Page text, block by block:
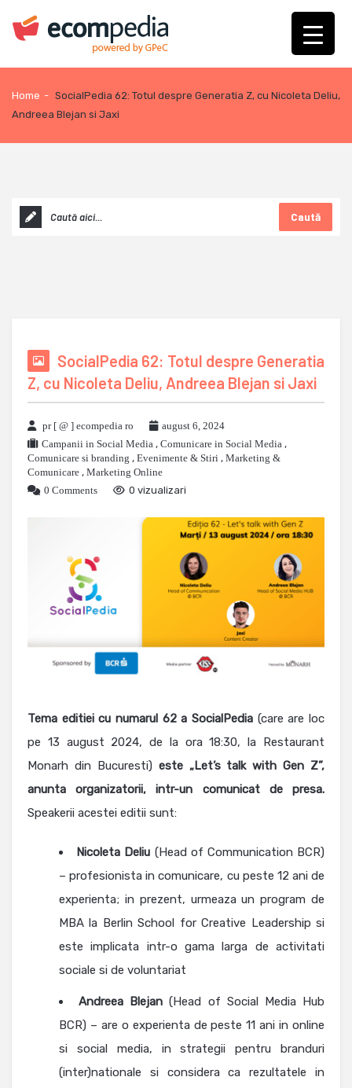
Home - SocialPedia 62: Totul despre Generatia Z, cu Nicoleta Deliu,
Andreea Blejan si Jaxi
Caută
SocialPedia 62: Totul despre Generatia
Z, cu Nicoleta Deliu, Andreea Blejan si Jaxi
pr [ @ ] ecompedia ro
august 6, 2024
Campanii in Social Media , Comunicare in Social Media ,
Comunicare si branding , Evenimente & Stiri , Marketing &
Comunicare , Marketing Online
0 Comments
0 vizualizari
Tema editiei cu numarul 62 a SocialPedia (care are loc
pe 13 august 2024, de la ora 18:30, la Restaurant
Monarh din Bucuresti) este „Let’s talk with Gen Z”,
anunta organizatorii, intr-un comunicat de presa.
Speakerii acestei editii sunt:
Nicoleta Deliu (Head of Communication BCR)
– profesionista in comunicare, cu peste 12 ani de
experienta; in prezent, urmeaza un program de
MBA la Berlin School for Creative Leadership si
este implicata intr-o gama larga de activitati
sociale si de voluntariat
Andreea Blejan (Head of Social Media Hub
BCR) – are o experienta de peste 11 ani in online
si social media, in strategii pentru branduri
(inter)nationale si considera ca rezultatele in